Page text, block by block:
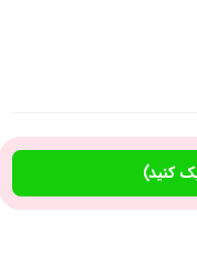
کنید)